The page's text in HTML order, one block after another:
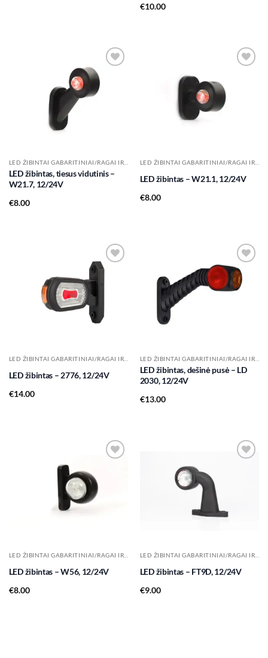
€10.00
wishlist
LED žibintas, tiesus vidutinis –
W21.7, 12/24V
€8.00
LED žibintas – W21.1, 12/24V
€8.00
Add to
LED žibintas – 2776, 12/24V
€14.00
Add to
wishlist
LED žibintas, dešinė pusė – LD
2030, 12/24V
€13.00
LED žibintas – W56, 12/24V
€8.00
LED žibintas – FT9D, 12/24V
€9.00